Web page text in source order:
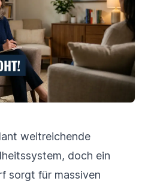
weitreichende
doch ein
sorgt für massiven